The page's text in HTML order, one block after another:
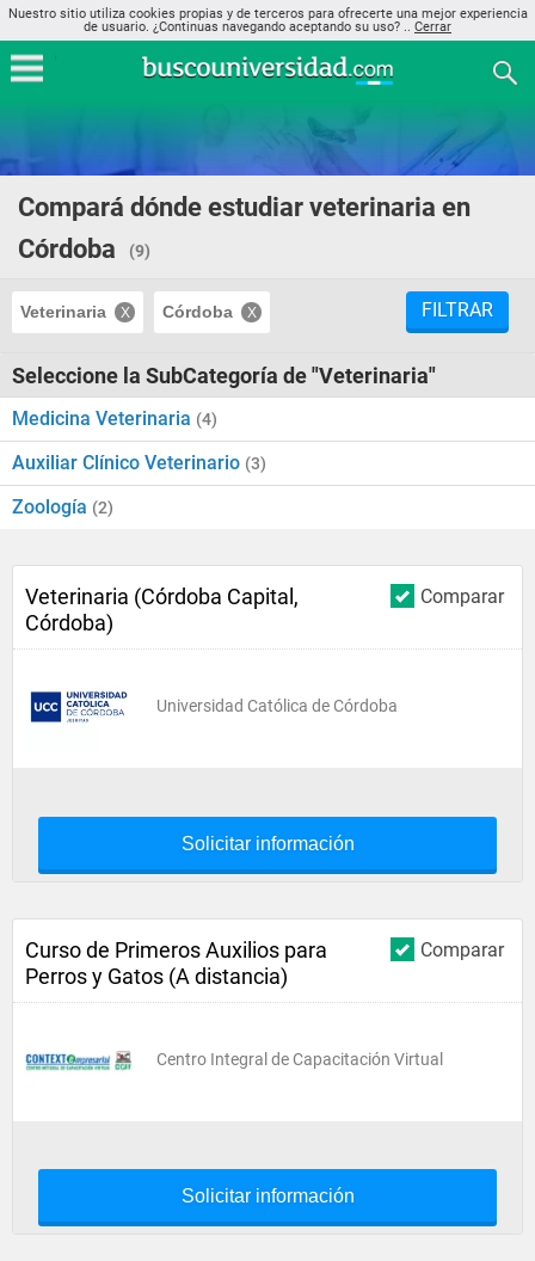
Nuestro sitio utiliza cookies propias y de terceros para ofrecerte una mejor experiencia
de usuario. ¿Continuas navegando aceptando su uso? .. Cerrar
Compará dónde estudiar veterinaria en
Córdoba
(9)
Veterinaria Córdoba FILTRAR
Seleccione la SubCategoría de "Veterinaria"
Medicina Veterinaria (4)
Auxiliar Clínico Veterinario (3)
Zoología (2)
Comparar
Veterinaria (Córdoba Capital,
Córdoba)
Universidad Católica de Córdoba
Solicitar información
Comparar
Curso de Primeros Auxilios para
Perros y Gatos (A distancia)
Centro Integral de Capacitación Virtual
Solicitar información